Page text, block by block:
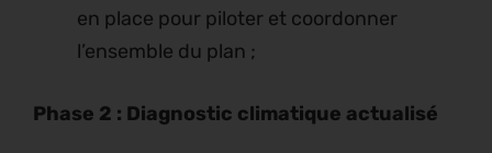
en place pour piloter et coordonner
l’ensemble du plan ;
Phase 2 : Diagnostic climatique actualisé